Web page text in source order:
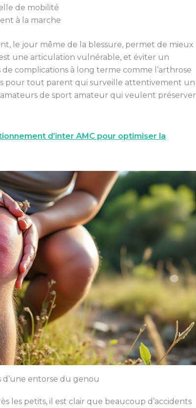
de mobilité
à la marche
le jour même de la blessure, permet de mieux
une articulation vulnérable, et éviter un
complications à long terme comme l’arthrose
pour tout parent qui surveille attentivement un
de sport amateur qui veulent préserver
d’inter AMC pour optimiser la
d’une entorse du genou
les petits, il est clair que beaucoup d’accidents